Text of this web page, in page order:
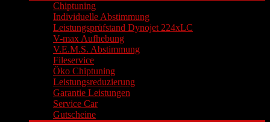
Chiptuning
Individuelle Abstimmung
Leistungsprüfstand Dynojet 224xLC
V-max Aufhebung
V.E.M.S. Abstimmung
Fileservice
Öko Chiptuning
Leistungsreduzierung
Garantie Leistungen
Service Car
Gutscheine